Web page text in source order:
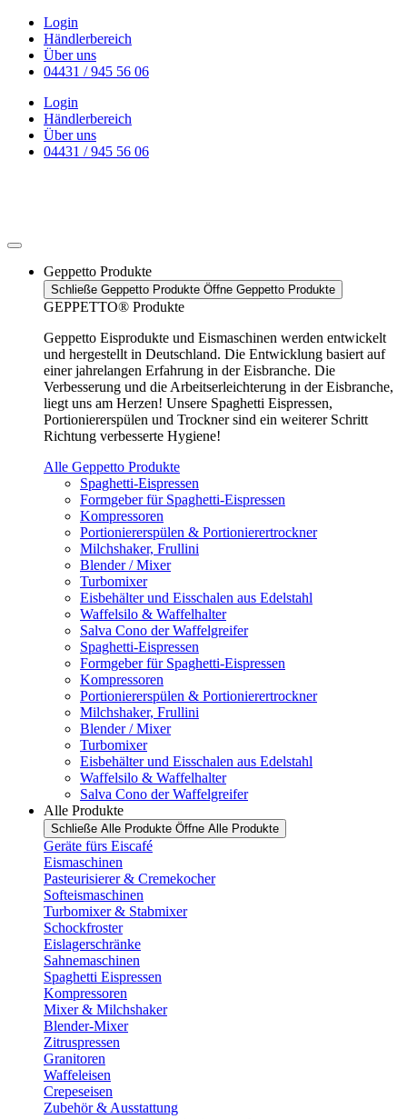
Zum
Inhalt
wechseln
Login
Händlerbereich
Über uns
04431 / 945 56 06
Login
Händlerbereich
Über uns
04431 / 945 56 06
Geppetto Produkte
Schließe Geppetto Produkte Öffne Geppetto Produkte
GEPPETTO® Produkte
Geppetto Eisprodukte und Eismaschinen werden entwickelt
und hergestellt in Deutschland. Die Entwicklung basiert auf
einer jahrelangen Erfahrung in der Eisbranche. Die
Verbesserung und die Arbeitserleichterung in der Eisbranche,
liegt uns am Herzen! Unsere Spaghetti Eispressen,
Portioniererspülen und Trockner sind ein weiterer Schritt
Richtung verbesserte Hygiene!
Alle Geppetto Produkte
Spaghetti-Eispressen
Formgeber für Spaghetti-Eispressen
Kompressoren
Portioniererspülen & Portionierertrockner
Milchshaker, Frullini
Blender / Mixer
Turbomixer
Eisbehälter und Eisschalen aus Edelstahl
Waffelsilo & Waffelhalter
Salva Cono der Waffelgreifer
Spaghetti-Eispressen
Formgeber für Spaghetti-Eispressen
Kompressoren
Portioniererspülen & Portionierertrockner
Milchshaker, Frullini
Blender / Mixer
Turbomixer
Eisbehälter und Eisschalen aus Edelstahl
Waffelsilo & Waffelhalter
Salva Cono der Waffelgreifer
Alle Produkte
Schließe Alle Produkte Öffne Alle Produkte
Geräte fürs Eiscafé
Eismaschinen
Pasteurisierer & Cremekocher
Softeismaschinen
Turbomixer & Stabmixer
Schockfroster
Eislagerschränke
Sahnemaschinen
Spaghetti Eispressen
Kompressoren
Mixer & Milchshaker
Blender-Mixer
Zitruspressen
Granitoren
Waffeleisen
Crepeseisen
Zubehör & Ausstattung